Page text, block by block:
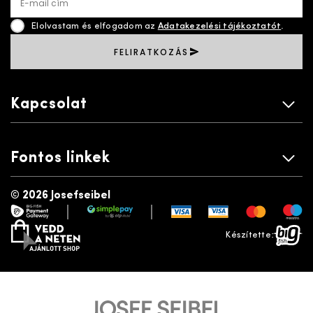
E-mail cím
Elolvastam és elfogadom az Adatakezelési tájékoztatót.
FELIRATKOZÁS
Kapcsolat
Fontos linkek
© 2026 Josefseibel
payment gatewaysimplepay
vedd a neten
Készítette:bigfish